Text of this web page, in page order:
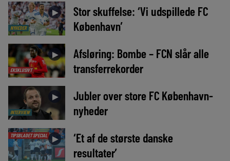
NYHEDER
►
Stor skuffelse: ‘Vi udspillede FC
København’
EKSKLUSIVT
►
Afsløring: Bombe – FCN slår alle
transferrekorder
INTERVIEW
►
Jubler over store FC København-
nyheder
TIPSBLADET SPECIAL ►
‘Et af de største danske
resultater’